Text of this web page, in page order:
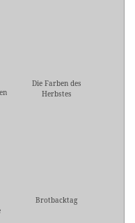
Die Farben des
Herbstes
Brotbacktag